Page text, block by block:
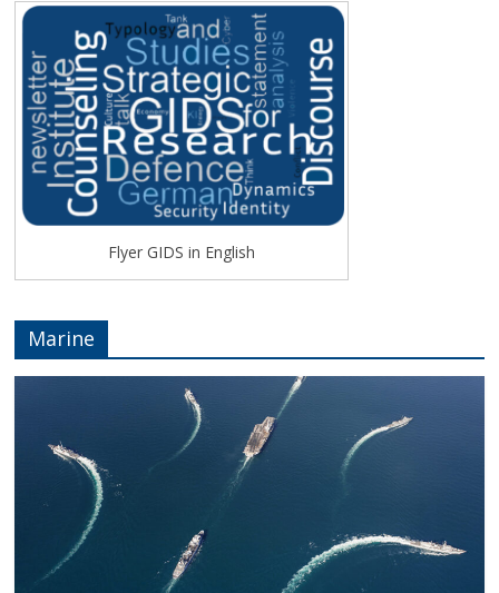
Flyer GIDS in English
Marine